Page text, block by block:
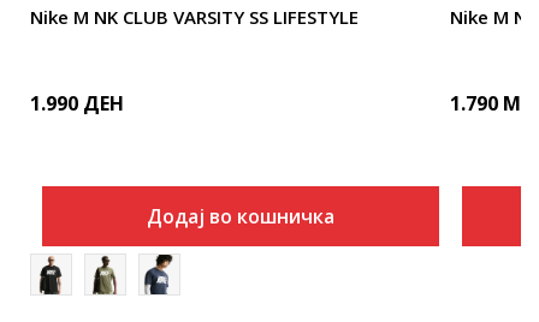
Nike M NK CLUB VARSITY SS LIFESTYLE
1.990 ДЕН
Додај во кошничка
Nike M
1.790